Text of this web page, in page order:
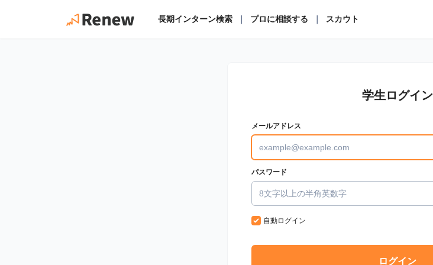
長期インターン検索 プロに相談する スカウト
学生ログイン
メールアドレス
パスワード
自動ログイン
ログイン